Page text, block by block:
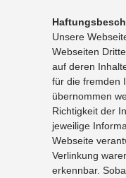
Unsere
Webseiten
auf deren
für die fremden
übernommen
Richtigkeit der
jeweilige
Webseite
Verlinkung
erkennbar.